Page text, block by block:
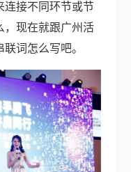
连接不同环节或节
，现在就跟广州活
词怎么写吧。